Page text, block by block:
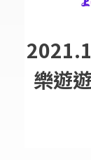
樂遊